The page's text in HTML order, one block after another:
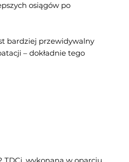
osiągów po
bardziej przewidywalny
– dokładnie tego